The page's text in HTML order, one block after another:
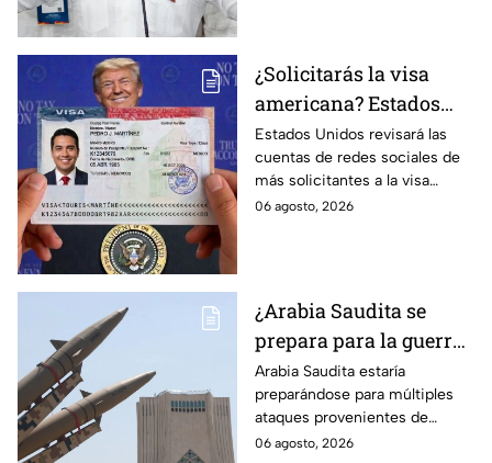
¿Solicitarás la visa
americana? Estados
Unidos revisará las
redes sociales de estos
solicitantes
Estados Unidos revisará las
cuentas de redes sociales de
más solicitantes a la visa
americana.
06 agosto, 2026
¿Arabia Saudita se
prepara para la guerra?
Esperan ataques de
grupos armados de tres
países
Arabia Saudita estaría
preparándose para múltiples
ataques provenientes de
grupos armados de tres países.
06 agosto, 2026